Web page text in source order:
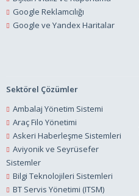
Google Reklamcılığı
Google ve Yandex Haritalar
Sektörel Çözümler
Ambalaj Yönetim Sistemi
Araç Filo Yönetimi
Askeri Haberleşme Sistemleri
Aviyonik ve Seyrüsefer
Sistemler
Bilgi Teknolojileri Sistemleri
BT Servis Yönetimi (ITSM)